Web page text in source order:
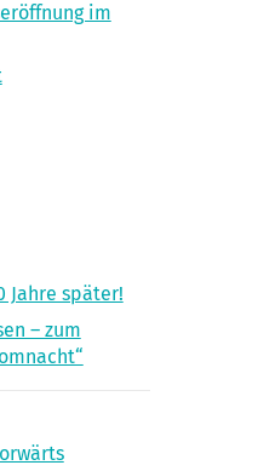
im
Jahre später!
– zum